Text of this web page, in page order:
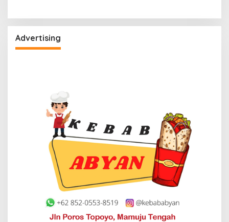
Advertising